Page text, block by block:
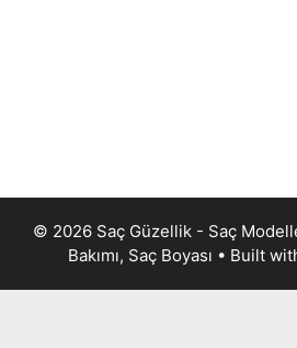
© 2026 Saç Güzellik - Saç
Bakımı, Saç Boyası • Built